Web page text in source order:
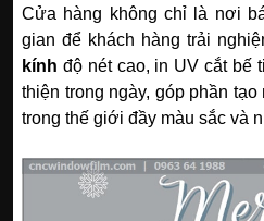
Cửa hàng không chỉ là nơi
gian để khách hàng trải
kính độ nét cao, in UV cắt bế
thiện trong ngày, góp phần
trong thế giới đầy màu sắc và